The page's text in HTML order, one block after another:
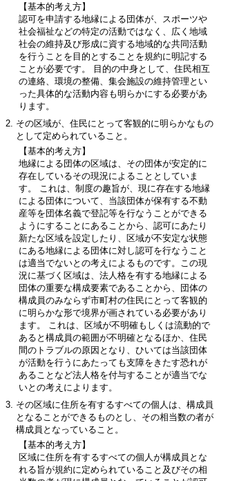
【基本的考え方】
認可を申請する地縁による団体が、スポーツや
社会福祉などの特定の活動ではなく、広く地域
社会の維持及び形成に資する地域的な共同活動
を行うことを目的とすることを規約に明記する
ことが必要です。 目的の中身として、住民相互
の連絡、環境の整備、集会施設の維持管理とい
った具体的な活動内容も明らかにする必要があ
ります。
その区域が、住民にとって客観的に明らかなもの
として定められていること。
【基本的考え方】
地縁による団体の区域は、その団体が安定的に
存在しているその現況によることとしていま
す。 これは、制度の趣旨が、現に存在する地縁
による団体について、当該団体が保有する不動
産等を団体名義で登記等を行なうことができる
ようにすることにあることから、認可にあたり
新たな区域を設定したり、区域が不安定な状態
にある地縁による団体に対し認可を行なうこと
は適当でないとの考えによるものです。この現
況に基づく区域は、法人格を有する地縁による
団体の重要な構成要素であることから、団体の
構成員のみならず市町村の住民にとって客観的
に明らかな形で境界が画されている必要があり
ます。 これは、区域が不明確もしくは流動的で
あると構成員の範囲が不明確となるほか、住民
間のトラブルの原因となり、ひいては当該団体
が活動を行うにあたっても支障をきたす恐れが
あることなど法人格を付与することが適当でな
いとの考えによります。
その区域に住所を有するすべての個人は、構成員
となることができるものとし、その相当数の者が
構成員となっていること。
【基本的考え方】
区域に住所を有するすべての個人が構成員とな
れる旨が規約に定められていること及びその相